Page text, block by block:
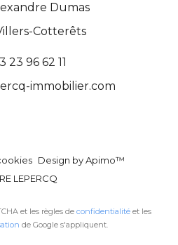
Dumas
Cotterêts
23 96 62 11
immobilier.com
Design byApimo™
LEPERCQ
et les règles de confidentialité et les
de Google s'appliquent.